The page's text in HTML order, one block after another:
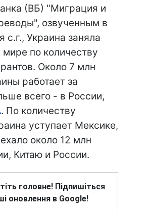
(ВБ) "Миграция и
озвученным в
с.г., Украина заняла
мире по количеству
Около 7 млн
работает за
всего - в России,
. По количеству
уступает Мексике,
около 12 млн
Китаю и России.
головне! Підпишіться
оновлення в Google!